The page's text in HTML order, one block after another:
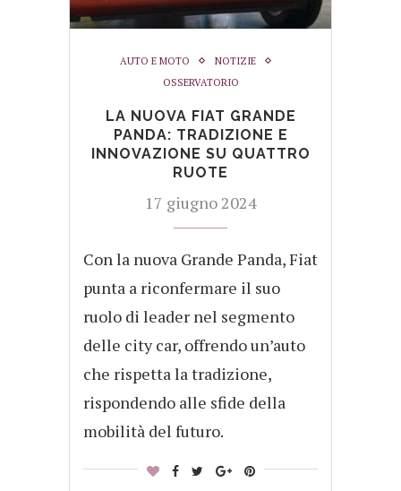
AUTO E MOTO
NOTIZIE
OSSERVATORIO
LA NUOVA FIAT GRANDE
PANDA: TRADIZIONE E
INNOVAZIONE SU QUATTRO
RUOTE
17 giugno 2024
Con la nuova Grande Panda, Fiat
punta a riconfermare il suo
ruolo di leader nel segmento
delle city car, offrendo un’auto
che rispetta la tradizione,
rispondendo alle sfide della
mobilità del futuro.